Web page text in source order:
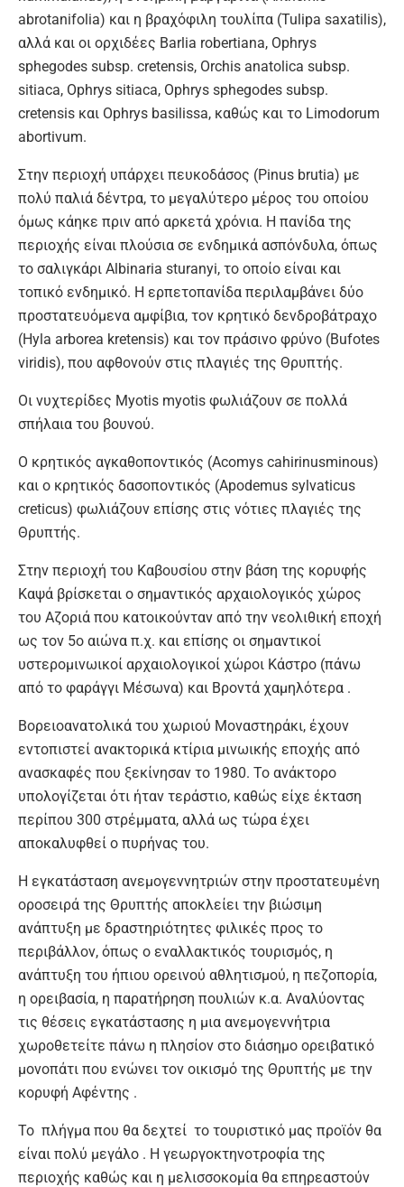
abrotanifolia) και η βραχόφιλη τουλίπα (Tulipa saxatilis),
αλλά και οι ορχιδέες Barlia robertiana, Ophrys
sphegodes subsp. cretensis, Orchis anatolica subsp.
sitiaca, Ophrys sitiaca, Ophrys sphegodes subsp.
cretensis και Ophrys basilissa, καθώς και το Limodorum
abortivum.
Στην περιοχή υπάρχει πευκοδάσος (Pinus brutia) με
πολύ παλιά δέντρα, το μεγαλύτερο μέρος του οποίου
όμως κάηκε πριν από αρκετά χρόνια. Η πανίδα της
περιοχής είναι πλούσια σε ενδημικά ασπόνδυλα, όπως
το σαλιγκάρι Albinaria sturanyi, το οποίο είναι και
τοπικό ενδημικό. Η ερπετοπανίδα περιλαμβάνει δύο
προστατευόμενα αμφίβια, τον κρητικό δενδροβάτραχο
(Hyla arborea kretensis) και τον πράσινο φρύνο (Bufotes
viridis), που αφθονούν στις πλαγιές της Θρυπτής.
Οι νυχτερίδες Myotis myotis φωλιάζουν σε πολλά
σπήλαια του βουνού.
Ο κρητικός αγκαθοποντικός (Acomys cahirinusminous)
και ο κρητικός δασοποντικός (Apodemus sylvaticus
creticus) φωλιάζουν επίσης στις νότιες πλαγιές της
Θρυπτής.
Στην περιοχή του Καβουσίου στην βάση της κορυφής
Καψά βρίσκεται ο σημαντικός αρχαιολογικός χώρος
του Αζοριά που κατοικούνταν από την νεολιθική εποχή
ως τον 5ο αιώνα π.χ. και επίσης οι σημαντικοί
υστερομινωικοί αρχαιολογικοί χώροι Κάστρο (πάνω
από το φαράγγι Μέσωνα) και Βροντά χαμηλότερα .
Βορειοανατολικά του χωριού Μοναστηράκι, έχουν
εντοπιστεί ανακτορικά κτίρια μινωικής εποχής από
ανασκαφές που ξεκίνησαν το 1980. Το ανάκτορο
υπολογίζεται ότι ήταν τεράστιο, καθώς είχε έκταση
περίπου 300 στρέμματα, αλλά ως τώρα έχει
αποκαλυφθεί ο πυρήνας του.
Η εγκατάσταση ανεμογεννητριών στην προστατευμένη
οροσειρά της Θρυπτής αποκλείει την βιώσιμη
ανάπτυξη με δραστηριότητες φιλικές προς το
περιβάλλον, όπως ο εναλλακτικός τουρισμός, η
ανάπτυξη του ήπιου ορεινού αθλητισμού, η πεζοπορία,
η ορειβασία, η παρατήρηση πουλιών κ.α. Αναλύοντας
τις θέσεις εγκατάστασης η μια ανεμογεννήτρια
χωροθετείτε πάνω η πλησίον στο διάσημο ορειβατικό
μονοπάτι που ενώνει τον οικισμό της Θρυπτής με την
κορυφή Αφέντης .
Το πλήγμα που θα δεχτεί το τουριστικό μας προϊόν θα
είναι πολύ μεγάλο . Η γεωργοκτηνοτροφία της
περιοχής καθώς και η μελισσοκομία θα επηρεαστούν